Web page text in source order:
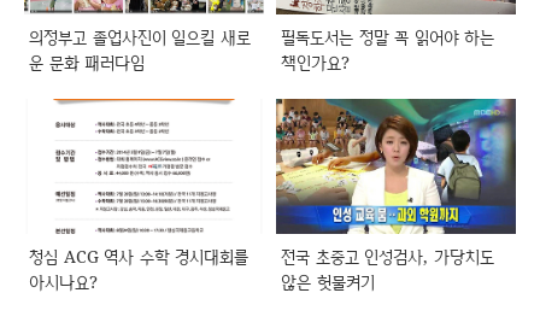
의정부고 졸업사진이 일으킬 새로
운 문화 패러다임
필독도서는 정말 꼭 읽어야 하는
책인가요?
청심 ACG 역사 수학 경시대회를
아시나요?
전국 초중고 인성검사, 가당치도
않은 헛물켜기